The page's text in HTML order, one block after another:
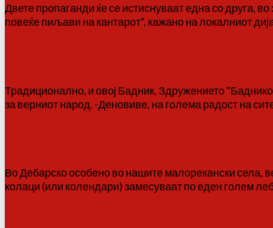
Двете пропаганди ќе се истиснуваат една со друга,
повеќе пиљави на кантарот“, кажано на локалниот
Традиционално, и овој Бадник, Здружението
за верниот народ. -Деновиве, на голема радост на
Во Дебарско особено во нашите малорекански села,
колаци (или колендари) замесуваат по еден голем